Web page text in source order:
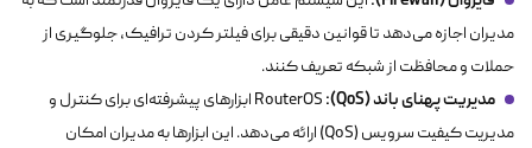
مدیران اجازه می‌دهد تا قوانین دقیقی برای فیلتر کردن ترافیک، جلوگیری از
حملات و محافظت از شبکه تعریف کنند.
مدیریت پهنای باند (QoS):
RouterOS ابزارهای پیشرفته‌ای برای کنترل و
مدیریت کیفیت سرویس (QoS) ارائه می‌دهد. این ابزارها به مدیران امکان